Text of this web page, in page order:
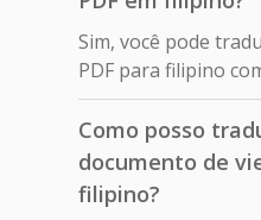
Sim, você pode
PDF para filipino
Como posso
documento de
filipino?